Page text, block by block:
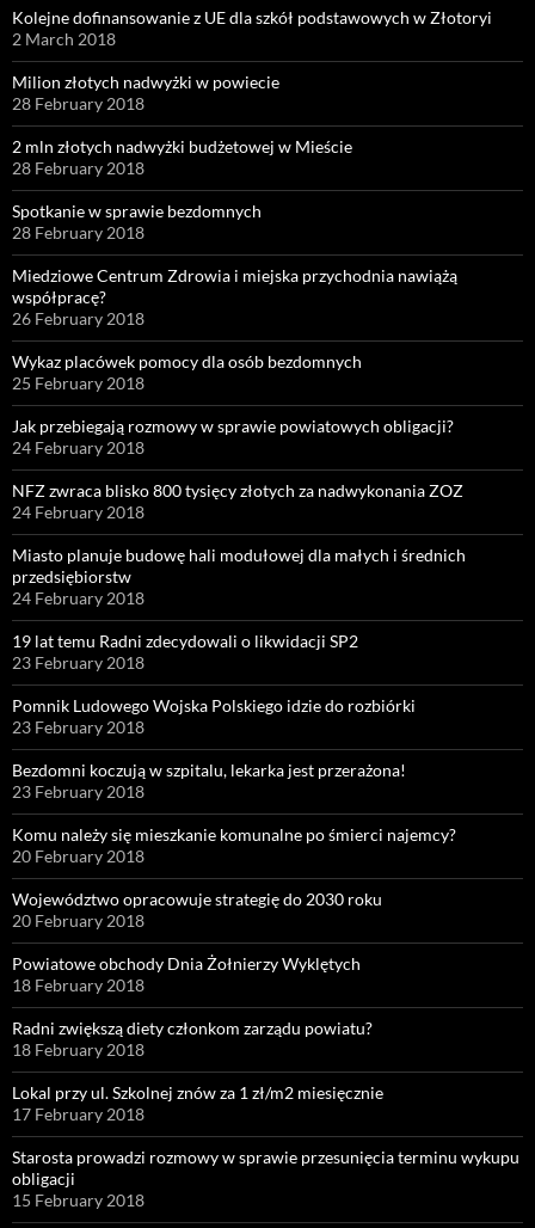
Kolejne dofinansowanie z UE dla szkół podstawowych w Złotoryi
2 March 2018
Milion złotych nadwyżki w powiecie
28 February 2018
2 mln złotych nadwyżki budżetowej w Mieście
28 February 2018
Spotkanie w sprawie bezdomnych
28 February 2018
Miedziowe Centrum Zdrowia i miejska przychodnia nawiążą
współpracę?
26 February 2018
Wykaz placówek pomocy dla osób bezdomnych
25 February 2018
Jak przebiegają rozmowy w sprawie powiatowych obligacji?
24 February 2018
NFZ zwraca blisko 800 tysięcy złotych za nadwykonania ZOZ
24 February 2018
Miasto planuje budowę hali modułowej dla małych i średnich
przedsiębiorstw
24 February 2018
19 lat temu Radni zdecydowali o likwidacji SP2
23 February 2018
Pomnik Ludowego Wojska Polskiego idzie do rozbiórki
23 February 2018
Bezdomni koczują w szpitalu, lekarka jest przerażona!
23 February 2018
Komu należy się mieszkanie komunalne po śmierci najemcy?
20 February 2018
Województwo opracowuje strategię do 2030 roku
20 February 2018
Powiatowe obchody Dnia Żołnierzy Wyklętych
18 February 2018
Radni zwiększą diety członkom zarządu powiatu?
18 February 2018
Lokal przy ul. Szkolnej znów za 1 zł/m2 miesięcznie
17 February 2018
Starosta prowadzi rozmowy w sprawie przesunięcia terminu wykupu
obligacji
15 February 2018